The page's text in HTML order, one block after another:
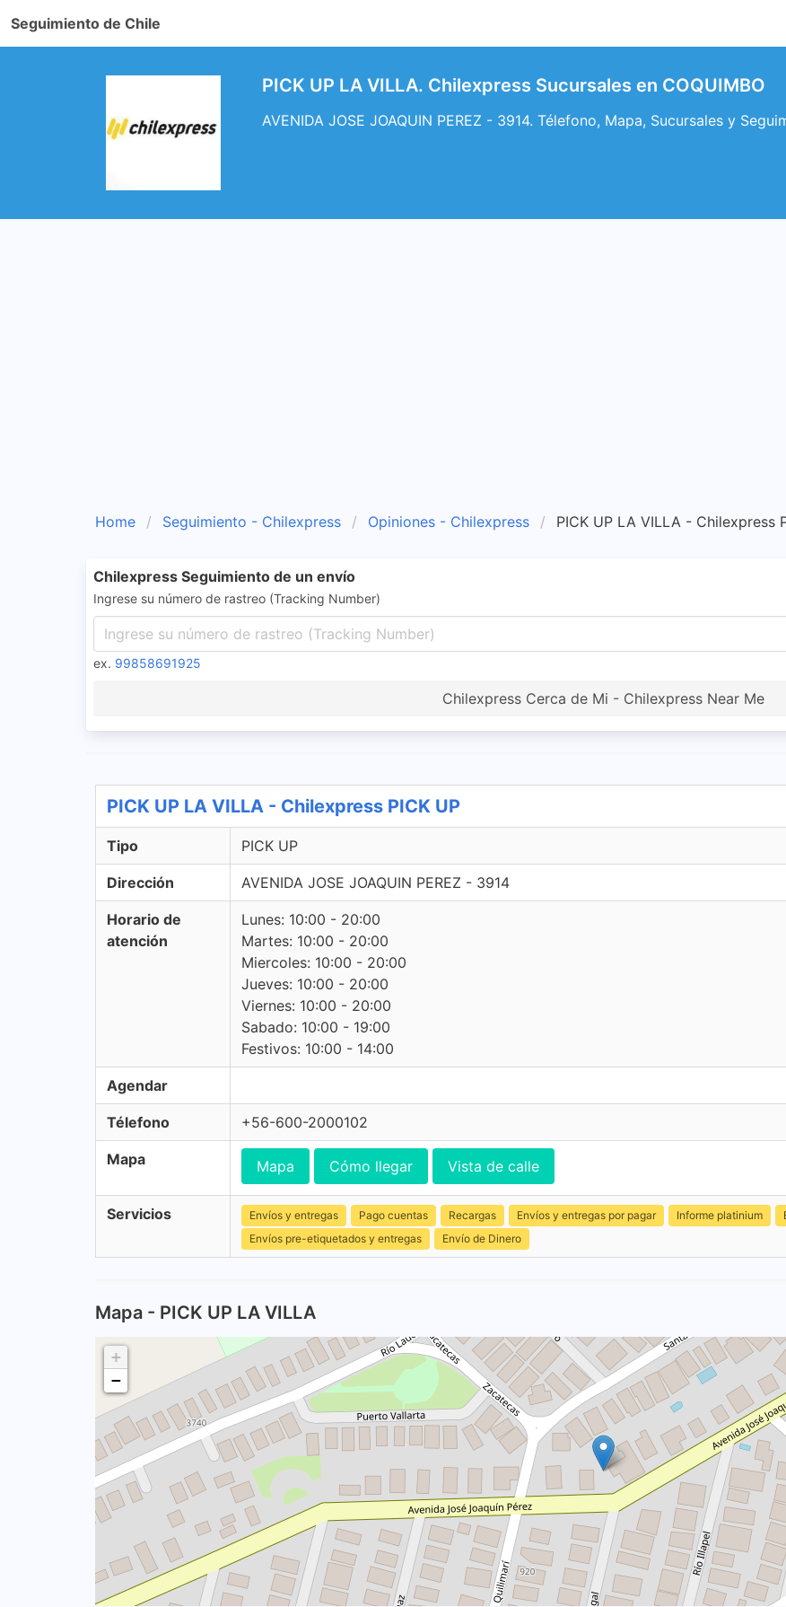
Seguimiento de Chile
PICK UP LA VILLA. Chilexpress Sucursales en COQUIMBO
AVENIDA JOSE JOAQUIN PEREZ - 3914. Télefono, Mapa, Sucursales y
Home Seguimiento - Chilexpress Opiniones - Chilexpress PICK UP LA VILLA - Chilexpress
Chilexpress Seguimiento de un envío
Ingrese su número de rastreo (Tracking Number)
ex. 99858691925
Chilexpress Cerca de Mi - Chilexpress Near Me
PICK UP LA VILLA - Chilexpress PICK UP
Tipo PICK UP
Dirección AVENIDA JOSE JOAQUIN PEREZ - 3914
Horario de
atención
Lunes: 10:00 - 20:00
Martes: 10:00 - 20:00
Miercoles: 10:00 - 20:00
Jueves: 10:00 - 20:00
Viernes: 10:00 - 20:00
Sabado: 10:00 - 19:00
Festivos: 10:00 - 14:00
Agendar
Télefono +56-600-2000102
Mapa Mapa Cómo llegar Vista de calle
Servicios Envíos y entregas Pago cuentas Recargas Envíos y entregas por pagar Informe platinium
Envíos pre-etiquetados y entregas
Envío de Dinero
Mapa - PICK UP LA VILLA
+
−